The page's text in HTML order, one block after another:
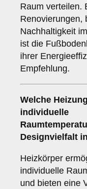
Raum verteilen.
Renovierungen,
Nachhaltigkeit
ist die
ihrer
Empfehlung.
Welche
individuelle
Designvielfalt
Heizkörper
individuelle
und bieten eine